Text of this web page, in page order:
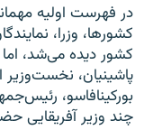
در فهرست اولیه
کشور دیده می‌شد، اما
پاشینیان،
بورکینافاسو،
چند وزیر آفریقایی